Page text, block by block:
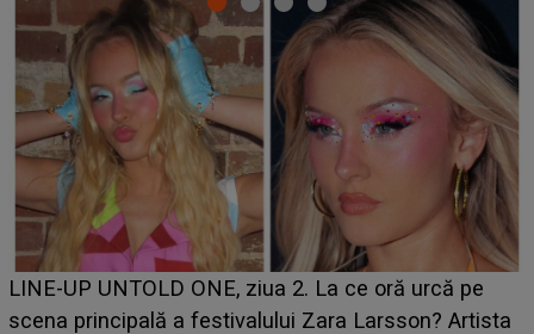
Ce a dezvăluit noua concurentă din "Casa Iubirii" l-a
luat prin surprindere pe Emanuel. CINE ESTE